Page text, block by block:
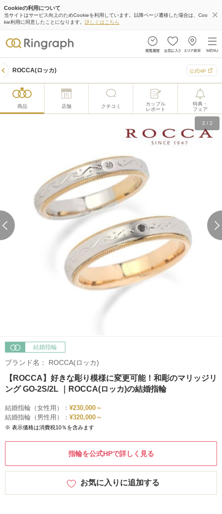
Cookieの利用について
当サイトはサービス向上のためCookieを利用しています。以降ページ遷移した場合は、Coo
kie利用に同意したことになります。 詳しくはこちら
ROCCA(ロッカ) 公式HP
商品 店舗 クチコミ
カップル
レポート
特典・
フェア
1 / 2
結婚指輪
ブランド名： ROCCA(ロッカ)
【ROCCA】好きな彫り模様に変更可能！和彫のマリッジリ
ング GO-2S/2L ｜ROCCA(ロッカ)の結婚指輪
結婚指輪（女性用）： ¥230,000～
結婚指輪（男性用）： ¥320,000～
※ 表示価格は消費税10％を含みます
指輪を公式HPで詳しく見る
お気に入りに追加する